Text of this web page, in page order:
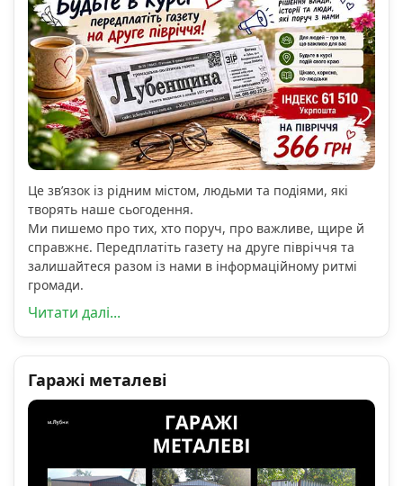
Це зв’язок із рідним містом, людьми та подіями, які
творять наше сьогодення.
Ми пишемо про тих, хто поруч, про важливе, щире й
справжнє. Передплатіть газету на друге півріччя та
залишайтеся разом із нами в інформаційному ритмі
громади.
Читати далі...
Гаражі металеві